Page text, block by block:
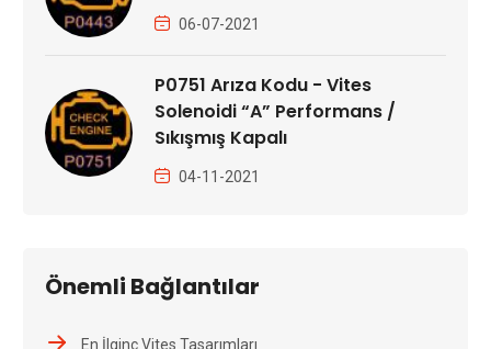
06-07-2021
P0751 Arıza Kodu - Vites
Solenoidi “A” Performans /
Sıkışmış Kapalı
04-11-2021
Önemli Bağlantılar
En İlginç Vites Tasarımları